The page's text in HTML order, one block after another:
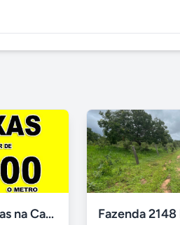
Faixas rápidas na Casa das Faixas JF